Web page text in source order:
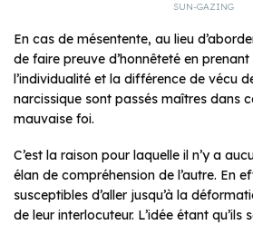
SUN-GAZING
En cas de mésentente, au lieu
de faire preuve d’honnêteté en
l’individualité et la différence de vécu
narcissique sont passés maîtres dans
mauvaise foi.
C’est la raison pour laquelle il n’y a
élan de compréhension de l’autre. En
susceptibles d’aller jusqu’à la
de leur interlocuteur. L’idée étant qu’ils